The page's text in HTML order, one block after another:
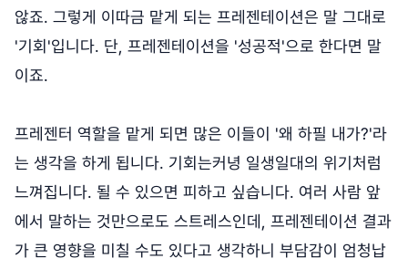
않죠. 그렇게 이따금 맡게 되는 프레젠테이션은 말 그대로
'기회'입니다. 단, 프레젠테이션을 '성공적'으로 한다면 말
이죠.
프레젠터 역할을 맡게 되면 많은 이들이 '왜 하필 내가?'라
는 생각을 하게 됩니다. 기회는커녕 일생일대의 위기처럼
느껴집니다. 될 수 있으면 피하고 싶습니다. 여러 사람 앞
에서 말하는 것만으로도 스트레스인데, 프레젠테이션 결과
가 큰 영향을 미칠 수도 있다고 생각하니 부담감이 엄청납